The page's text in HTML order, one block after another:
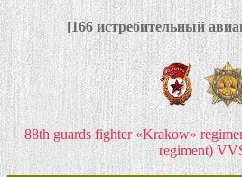
[166 истребительный
88th guards fighter «Krakow»
regiment)